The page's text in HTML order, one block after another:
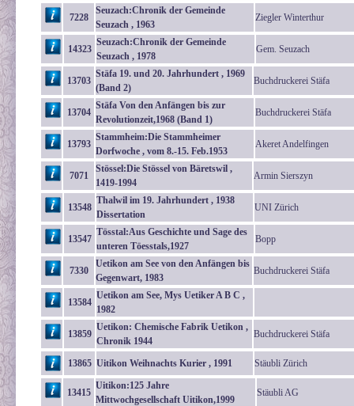
7228
Seuzach:Chronik der Gemeinde
Seuzach , 1963
Ziegler Winterthur
14323
Seuzach:Chronik der Gemeinde
Seuzach , 1978
Gem. Seuzach
13703
Stäfa 19. und 20. Jahrhundert , 1969
(Band 2)
Buchdruckerei Stäfa
13704
Stäfa Von den Anfängen bis zur
Revolutionzeit,1968 (Band 1)
Buchdruckerei Stäfa
13793
Stammheim:Die Stammheimer
Dorfwoche , vom 8.-15. Feb.1953
Akeret Andelfingen
7071
Stössel:Die Stössel von Bäretswil ,
1419-1994
Armin Sierszyn
13548
Thalwil im 19. Jahrhundert , 1938
Dissertation
UNI Zürich
13547
Tösstal:Aus Geschichte und Sage des
unteren Töesstals,1927
Bopp
7330
Uetikon am See von den Anfängen bis
Gegenwart, 1983
Buchdruckerei Stäfa
13584
Uetikon am See, Mys Uetiker A B C ,
1982
13859
Uetikon: Chemische Fabrik Uetikon ,
Chronik 1944
Buchdruckerei Stäfa
13865 Uitikon Weihnachts Kurier , 1991 Stäubli Zürich
13415
Uitikon:125 Jahre
Mittwochgesellschaft Uitikon,1999
Stäubli AG